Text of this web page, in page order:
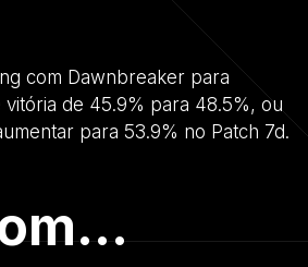
com Dawnbreaker para
vitória de 45.9% para 48.5%, ou
para 53.9% no Patch 7d.